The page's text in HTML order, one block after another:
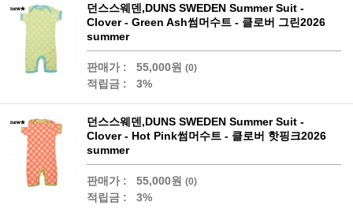
던스스웨덴,DUNS SWEDEN Summer Suit -
Clover - Green Ash썸머수트 - 클로버 그린2026
summer
판매가 : 55,000원 (0)
적립금 : 3%
던스스웨덴,DUNS SWEDEN Summer Suit -
Clover - Hot Pink썸머수트 - 클로버 핫핑크2026
summer
판매가 : 55,000원 (0)
적립금 : 3%